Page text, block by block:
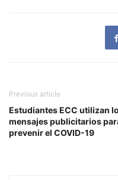
Previous article
Estudiantes ECC utilizan
mensajes publicitarios
prevenir el COVID-19